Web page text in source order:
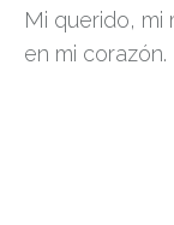
Mi querido, mi
en mi corazón.